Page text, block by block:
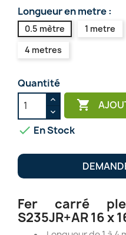
Longueur en metre :
0.5 mètre 1 metre
4 metres
Quantité

 En Stock
Fer carré
S235JR+AR 16 x